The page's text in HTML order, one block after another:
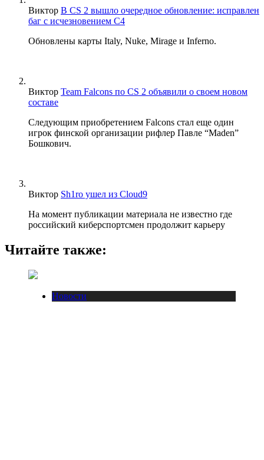
Виктор В CS 2 вышло очередное обновление: исправлен
баг с исчезновением C4
Обновлены карты Italy, Nuke, Mirage и Inferno.
Виктор Team Falcons по CS 2 объявили о своем новом
составе
Следующим приобретением Falcons стал еще один
игрок финской организации рифлер Павле “Maden”
Бошкович.
Виктор Sh1ro ушел из Cloud9
На момент публикации материала не известно где
российский киберспортсмен продолжит карьеру
Читайте также:
Новости